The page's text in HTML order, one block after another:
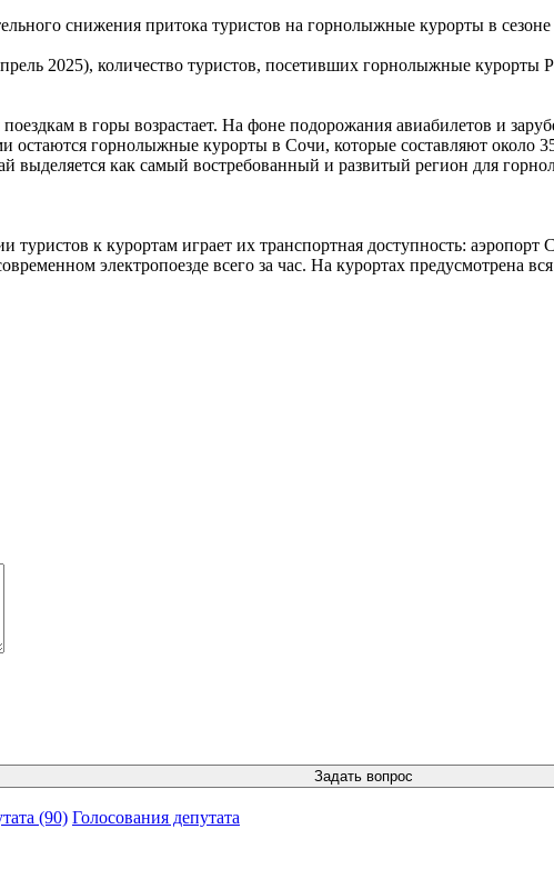
снижения притока туристов на горнолыжные курорты в сезоне
2025), количество туристов, посетивших горнолыжные
в горы возрастает. На фоне подорожания авиабилетов и
остаются горнолыжные курорты в Сочи, которые составляют
выделяется как самый востребованный и развитый регион для
к курортам играет их транспортная доступность:
электропоезде всего за час. На курортах предусмотрена
(90) Голосования депутата